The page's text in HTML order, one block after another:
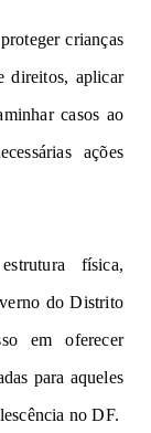
crianças
direitos, aplicar
inharcasos ao
sárias ações
trutura física,
do Distrito
em oferecer
das para aqueles
scência noDF.